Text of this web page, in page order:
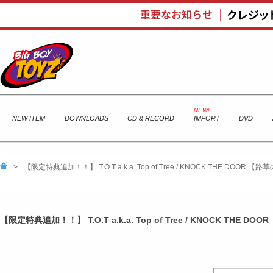
NEW ITEM DOWNLOADS CD & RECORD IMPORT DVD
> 【限定特典追加！！】 T.O.T a.k.a. Top of Tree / KNOCK THE DOOR 【路
【限定特典追加！！】 T.O.T a.k.a. Top of Tree / KNOCK THE